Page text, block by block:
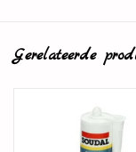
Vellingkant
Vloerverwarming/-
Gerelateerde